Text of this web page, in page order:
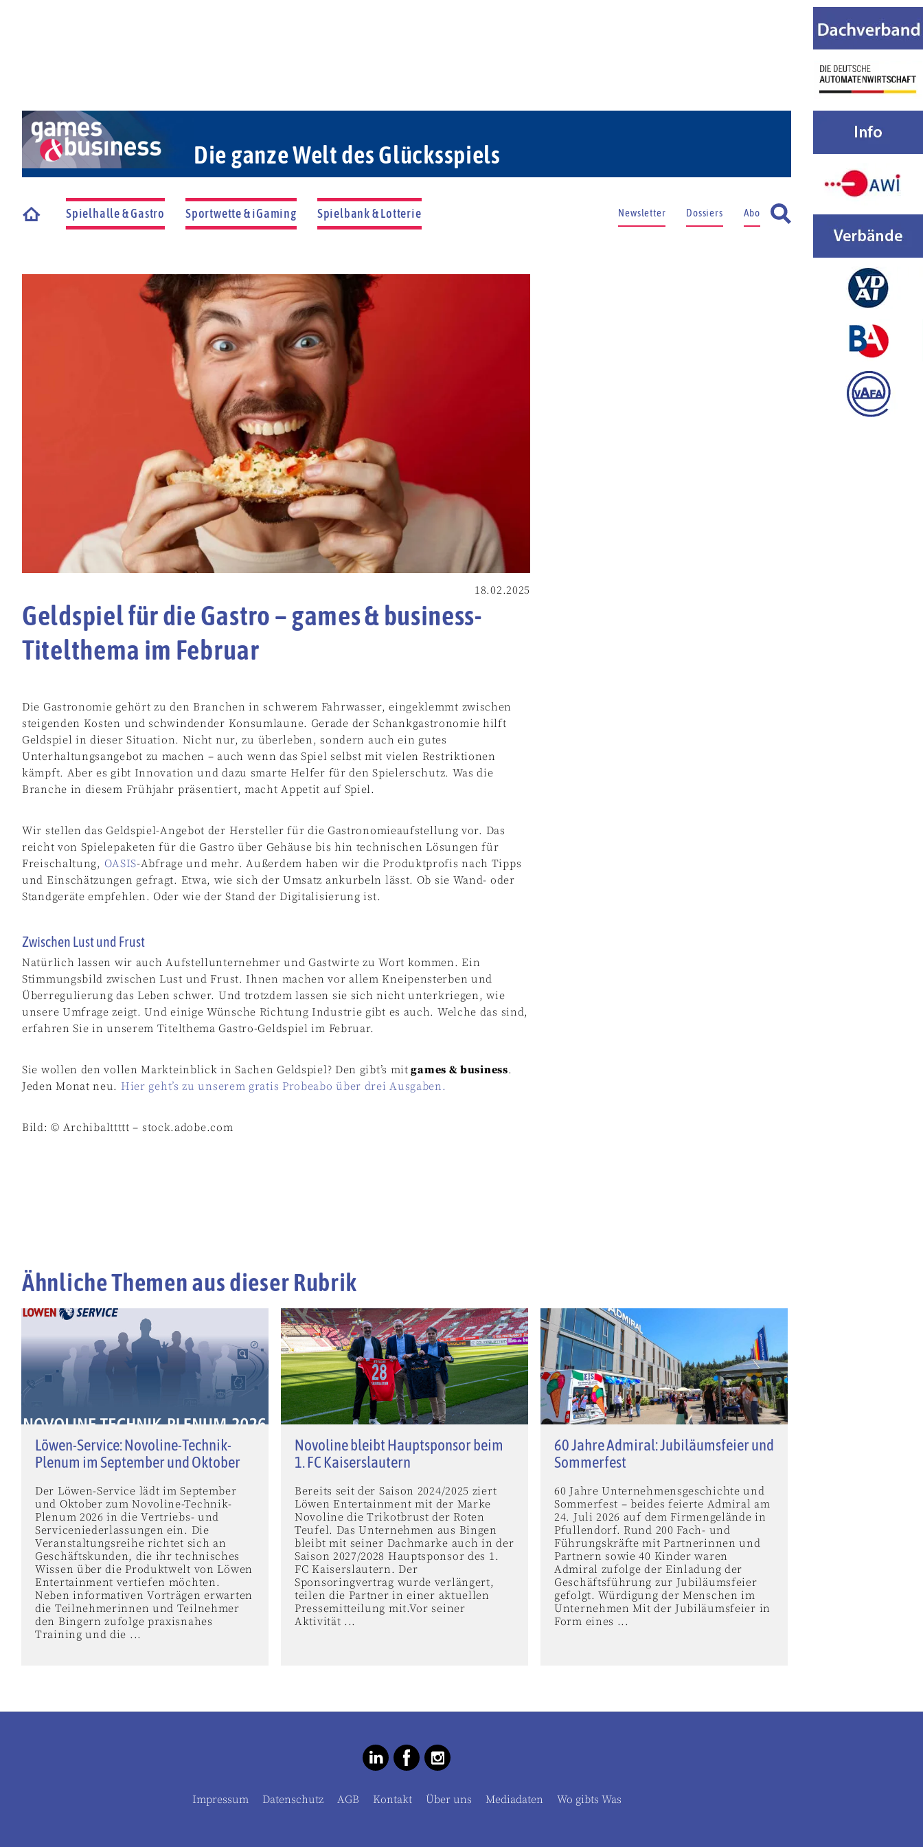
Die ganze Welt des Glücksspiels
Spielhalle & Gastro Sportwette & iGaming Spielbank & Lotterie Newsletter Dossiers Abo
18.02.2025
Geldspiel für die Gastro – games & business-
Titelthema im Februar
Die Gastronomie gehört zu den Branchen in schwerem Fahrwasser, eingeklemmt zwischen
steigenden Kosten und schwindender Konsumlaune. Gerade der Schankgastronomie hilft
Geldspiel in dieser Situation. Nicht nur, zu überleben, sondern auch ein gutes
Unterhaltungsangebot zu machen – auch wenn das Spiel selbst mit vielen Restriktionen
kämpft. Aber es gibt Innovation und dazu smarte Helfer für den Spielerschutz. Was die
Branche in diesem Frühjahr präsentiert, macht Appetit auf Spiel.
Wir stellen das Geldspiel-Angebot der Hersteller für die Gastronomieaufstellung vor. Das
reicht von Spielepaketen für die Gastro über Gehäuse bis hin technischen Lösungen für
Freischaltung, OASIS-Abfrage und mehr. Außerdem haben wir die Produktprofis nach Tipps
und Einschätzungen gefragt. Etwa, wie sich der Umsatz ankurbeln lässt. Ob sie Wand- oder
Standgeräte empfehlen. Oder wie der Stand der Digitalisierung ist.
Zwischen Lust und Frust
Natürlich lassen wir auch Aufstellunternehmer und Gastwirte zu Wort kommen. Ein
Stimmungsbild zwischen Lust und Frust. Ihnen machen vor allem Kneipensterben und
Überregulierung das Leben schwer. Und trotzdem lassen sie sich nicht unterkriegen, wie
unsere Umfrage zeigt. Und einige Wünsche Richtung Industrie gibt es auch. Welche das sind,
erfahren Sie in unserem Titelthema Gastro-Geldspiel im Februar.
Sie wollen den vollen Markteinblick in Sachen Geldspiel? Den gibt’s mit games & business.
Jeden Monat neu. Hier geht’s zu unserem gratis Probeabo über drei Ausgaben.
Bild:© Archibalttttt – stock.adobe.com
Ähnliche Themen aus dieser Rubrik
Löwen-Service: Novoline-Technik-
Plenum im September und Oktober
Der Löwen-Service lädt im September
und Oktober zum Novoline-Technik-
Plenum 2026 in die Vertriebs- und
Serviceniederlassungen ein. Die
Veranstaltungsreihe richtet sich an
Geschäftskunden, die ihr technisches
Wissen über die Produktwelt von Löwen
Entertainment vertiefen möchten.
Neben informativen Vorträgen erwarten
die Teilnehmerinnen und Teilnehmer
den Bingern zufolge praxisnahes
Training und die ...
Novoline bleibt Hauptsponsor beim
1. FC Kaiserslautern
Bereits seit der Saison 2024/2025 ziert
Löwen Entertainment mit der Marke
Novoline die Trikotbrust der Roten
Teufel. Das Unternehmen aus Bingen
bleibt mit seiner Dachmarke auch in der
Saison 2027/2028 Hauptsponsor des 1.
FC Kaiserslautern. Der
Sponsoringvertrag wurde verlängert,
teilen die Partner in einer aktuellen
Pressemitteilung mit.Vor seiner
Aktivität ...
60 Jahre Admiral: Jubiläumsfeier und
Sommerfest
60 Jahre Unternehmensgeschichte und
Sommerfest – beides feierte Admiral am
24. Juli 2026 auf dem Firmengelände in
Pfullendorf. Rund 200 Fach- und
Führungskräfte mit Partnerinnen und
Partnern sowie 40 Kinder waren
Admiral zufolge der Einladung der
Geschäftsführung zur Jubiläumsfeier
gefolgt. Würdigung der Menschen im
Unternehmen Mit der Jubiläumsfeier in
Form eines ...
Impressum Datenschutz AGB Kontakt Über uns Mediadaten Wo gibts Was